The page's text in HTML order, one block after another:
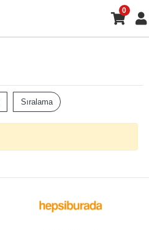
0
Sıralama